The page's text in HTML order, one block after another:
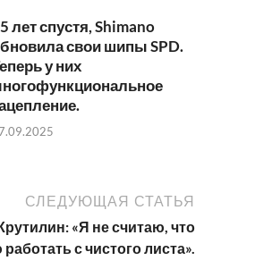
лет спустя, Shimano
свои шипы SPD.
у них
СЛЕДУЮЩАЯ СТАТЬЯ
«Я не считаю, что
с чистого листа».